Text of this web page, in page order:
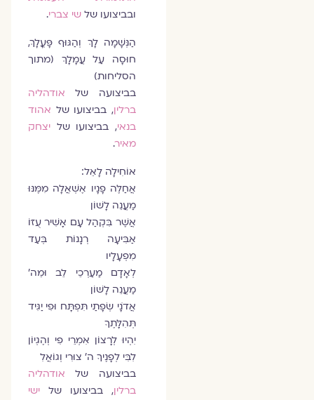
ובביצועו של שי צברי.
הַנְּשָׁמָה לָךְ וְהַגּוּף פָּעֳלָךְ,
חוּסָה עַל עֲמָלָךְ (מתוך
הסליחות)
בביצועה שלאודהליה
ברלין, בביצועו של אהוד
בנאי, בביצועו של יצחק
מאיר.
אוֹחִילָה לָאֵל:
אֲחַלֶּה פָנָיו אֶשְׁאֲלָה מִמֶּנּוּ
מַעֲנֵה לָשׁוֹן
אֲשֶׁר בִּקְהַל עָם אָשִׁיר עֻזּוֹ
אַבִּיעָה רְנָנוֹת בְּעַד
מִפְעָלָיו
לְאָדָם מַעַרְכֵי לֵב וּמֵה'
מַעֲנֵה לָשׁוֹן
אֲדֹנָי שְׂפָתַי תִּפְתָּח וּפִי יַגִּיד
תְּהִלָּתֶךָ
יִהְיוּ לְרָצוֹן אִמְרֵי פִי וְהֶגְיוֹן
לִבִּי לְפָנֶיךָ ה' צוּרִי וְגוֹאֲלִ
בביצועה שלאודהליה
ברלין, בביצועו של ישי